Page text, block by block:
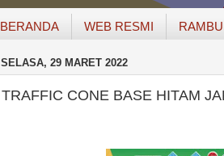
BERANDA WEB RESMI
SELASA, 29 MARET 2022
TRAFFIC CONE BASE HITAM